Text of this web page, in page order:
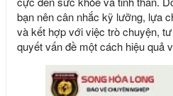
bạn nên cân nhắc kỹ lưỡng, lựa
và kết hợp với việc trò chuyện,
quyết vấn đề một cách hiệu quả